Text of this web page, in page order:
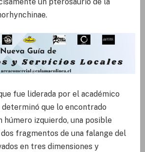
fue liderada por el académico
determinó que lo encontrado
húmero izquierdo, una posible
fragmentos de una falange del
en tres dimensiones y